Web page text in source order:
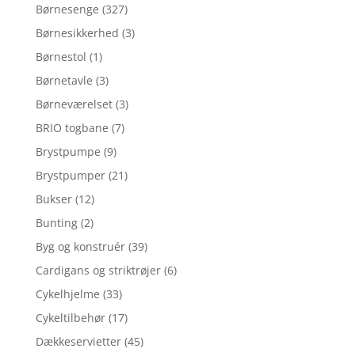
Børnesenge (327)
Børnesikkerhed (3)
Børnestol (1)
Børnetavle (3)
Børneværelset (3)
BRIO togbane (7)
Brystpumpe (9)
Brystpumper (21)
Bukser (12)
Bunting (2)
Byg og konstruér (39)
Cardigans og striktrøjer (6)
Cykelhjelme (33)
Cykeltilbehør (17)
Dækkeservietter (45)